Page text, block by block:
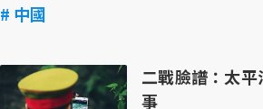
# 中國
二戰臉譜：太
事